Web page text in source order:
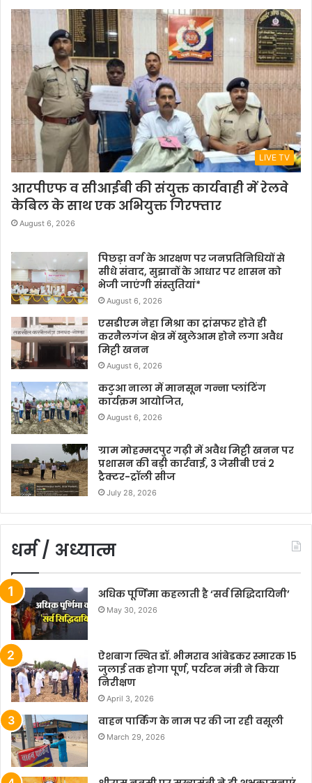
LIVE TV
आरपीएफ व सीआईबी की संयुक्त कार्यवाही में रेलवे
केबिल के साथ एक अभियुक्त गिरफ्तार
August 6, 2026
पिछड़ा वर्ग के आरक्षण पर जनप्रतिनिधियों से
सीधे संवाद, सुझावों के आधार पर शासन को
भेजी जाएंगी संस्तुतियां*
August 6, 2026
एसडीएम नेहा मिश्रा का ट्रांसफर होते ही
करनैलगंज क्षेत्र में खुलेआम होने लगा अवैध
मिट्टी खनन
August 6, 2026
कटुआ नाला में मानसून गन्ना प्लांटिंग
कार्यक्रम आयोजित,
August 6, 2026
ग्राम मोहम्मदपुर गढ़ी में अवैध मिट्टी खनन पर
प्रशासन की बड़ी कार्रवाई, 3 जेसीबी एवं 2
ट्रैक्टर-ट्रॉली सीज
July 28, 2026
धर्म / अध्यात्म
अधिक पूर्णिमा कहलाती है ‘सर्व सिद्धिदायिनी’
May 30, 2026
ऐशबाग स्थित डॉ. भीमराव आंबेडकर स्मारक 15
जुलाई तक होगा पूर्ण, पर्यटन मंत्री ने किया
निरीक्षण
April 3, 2026
वाहन पार्किंग के नाम पर की जा रही वसूली
March 29, 2026